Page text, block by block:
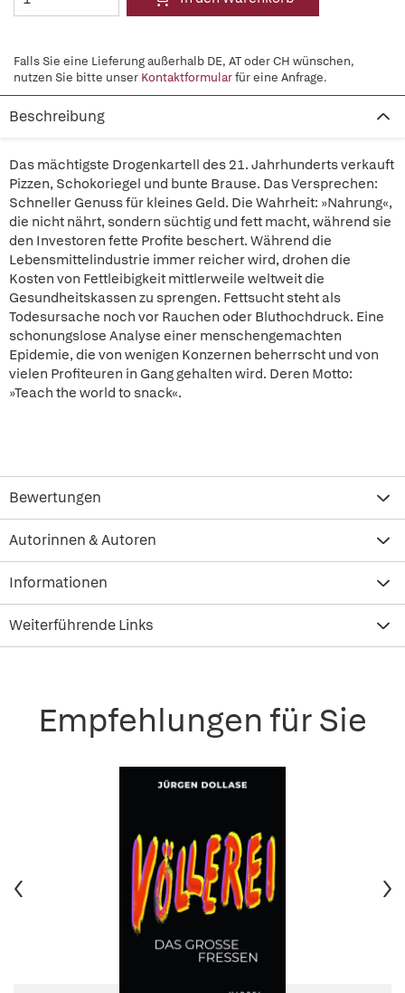
Falls Sie eine Lieferung außerhalb DE, AT oder CH wünschen,
nutzen Sie bitte unser Kontaktformularfür eine Anfrage.
Beschreibung
Das mächtigste Drogenkartell des 21. Jahrhunderts verkauft
Pizzen, Schokoriegel und bunte Brause. Das Versprechen:
Schneller Genuss für kleines Geld. Die Wahrheit: »Nahrung«,
die nicht nährt, sondern süchtig und fett macht, während sie
den Investoren fette Profite beschert. Während die
Lebensmittelindustrie immer reicher wird, drohen die
Kosten von Fettleibigkeit mittlerweile weltweit die
Gesundheitskassen zu sprengen. Fettsucht steht als
Todesursache noch vor Rauchen oder Bluthochdruck. Eine
schonungslose Analyse einer menschengemachten
Epidemie, die von wenigen Konzernen beherrscht und von
vielen Profiteuren in Gang gehalten wird. Deren Motto:
»Teach the world to snack«.
Bewertungen
Autorinnen & Autoren
Informationen
Weiterführende Links
Empfehlungen für Sie